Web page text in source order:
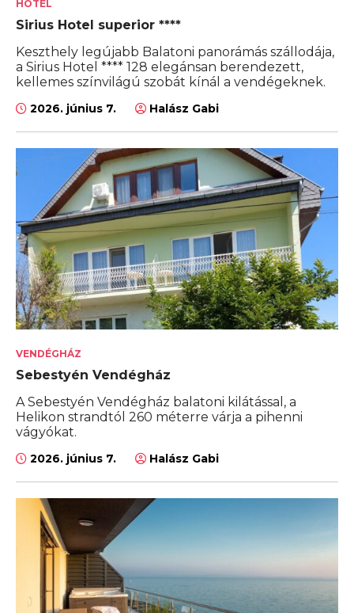
HOTEL
Sirius Hotel superior ****
Keszthely legújabb Balatoni panorámás szállodája,
a Sirius Hotel **** 128 elegánsan berendezett,
kellemes színvilágú szobát kínál a vendégeknek.
2026. június 7. Halász Gabi
VENDÉGHÁZ
Sebestyén Vendégház
A Sebestyén Vendégház balatoni kilátással, a
Helikon strandtól 260 méterre várja a pihenni
vágyókat.
2026. június 7. Halász Gabi